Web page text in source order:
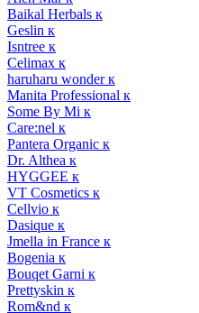
Baikal Herbals к
Geslin к
Isntree к
Celimax к
haruharu wonder к
Manita Professional к
Some By Mi к
Care:nel к
Pantera Organic к
Dr. Althea к
HYGGEE к
VT Cosmetics к
Cellvio к
Dasique к
Jmella in France к
Bogenia к
Bouqet Garni к
Prettyskin к
Rom&nd к